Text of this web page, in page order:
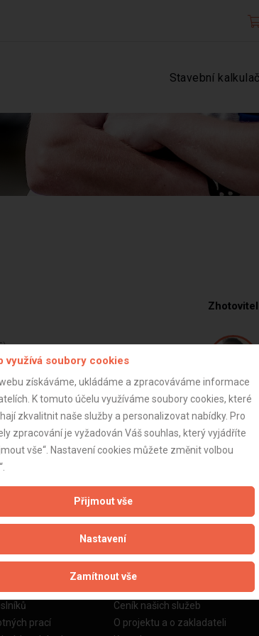
Stavební
)
Zhotovitel
Marek B.
ZOBRAZIT
prací
Informace o nás
Ceník našich služeb
O projektu a o zakladateli
využívá soubory cookies
získáváme, ukládáme a zpracováváme informace
K tomuto účelu využíváme soubory cookies, které
zkvalitnit naše služby a personalizovat nabídky. Pro
zpracování je vyžadován Váš souhlas, který vyjádříte
vše“. Nastavení cookies můžete změnit volbou
Přijmout vše
Nastavení
Zamítnout vše